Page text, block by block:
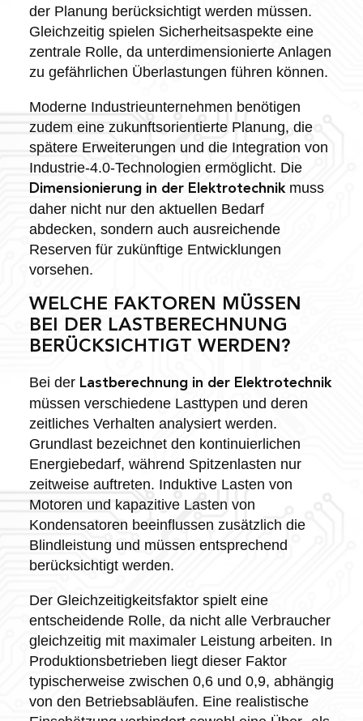
der Planung berücksichtigt werden müssen.
Gleichzeitig spielen Sicherheitsaspekte eine
zentrale Rolle, da unterdimensionierte Anlagen
zu gefährlichen Überlastungen führen können.
Moderne Industrieunternehmen benötigen
zudem eine zukunftsorientierte Planung, die
spätere Erweiterungen und die Integration von
Industrie-4.0-Technologien ermöglicht. Die
Dimensionierung in der Elektrotechnikmuss
daher nicht nur den aktuellen Bedarf
abdecken, sondern auch ausreichende
Reserven für zukünftige Entwicklungen
vorsehen.
WELCHE FAKTOREN MÜSSEN
BEI DER LASTBERECHNUNG
BERÜCKSICHTIGT WERDEN?
Bei der Lastberechnung in der Elektrotechnik
müssen verschiedene Lasttypen und deren
zeitliches Verhalten analysiert werden.
Grundlast bezeichnet den kontinuierlichen
Energiebedarf, während Spitzenlasten nur
zeitweise auftreten. Induktive Lasten von
Motoren und kapazitive Lasten von
Kondensatoren beeinflussen zusätzlich die
Blindleistung und müssen entsprechend
berücksichtigt werden.
Der Gleichzeitigkeitsfaktor spielt eine
entscheidende Rolle, da nicht alle Verbraucher
gleichzeitig mit maximaler Leistung arbeiten. In
Produktionsbetrieben liegt dieser Faktor
typischerweise zwischen 0,6 und 0,9, abhängig
von den Betriebsabläufen. Eine realistische